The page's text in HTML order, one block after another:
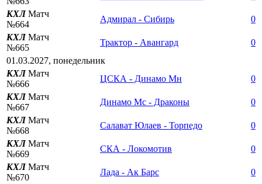
КХЛМатч
№664
Адмирал - Сибирь
0
КХЛМатч
№665
Трактор - Авангард
0
01.03.2027, понедельник
КХЛМатч
№666
ЦСКА - Динамо Мн
0
КХЛМатч
№667
Динамо Мс - Драконы
0
КХЛМатч
№668
Салават Юлаев - Торпедо
0
КХЛМатч
№669
СКА - Локомотив
0
КХЛМатч
№670
Лада - Ак Барс
0